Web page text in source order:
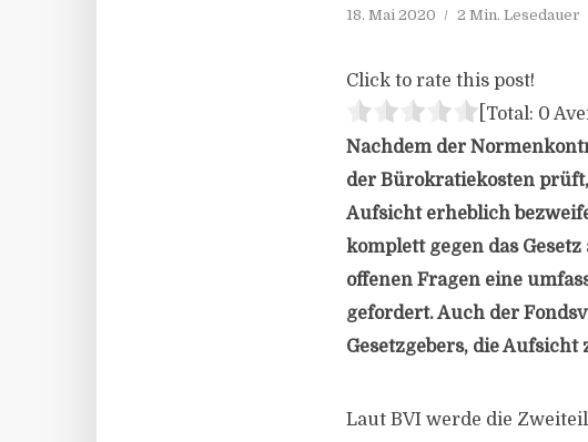
18. Mai 2020 2 Min. Lesedauer
Click to rate this post!
[Total: 0
Nachdem der
der Bürokratiekosten
Aufsicht erheblich
komplett gegen das
offenen Fragen eine
gefordert. Auch der
Gesetzgebers, die
Laut BVI werde die